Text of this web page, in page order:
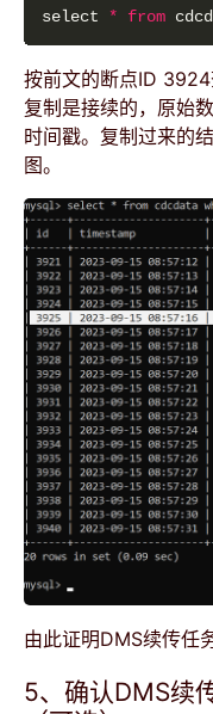
select * from
按前文的断点ID
复制是接续的，原始
时间戳。复制过来的
图。
由此证明DMS续传任
5、确认DMS续